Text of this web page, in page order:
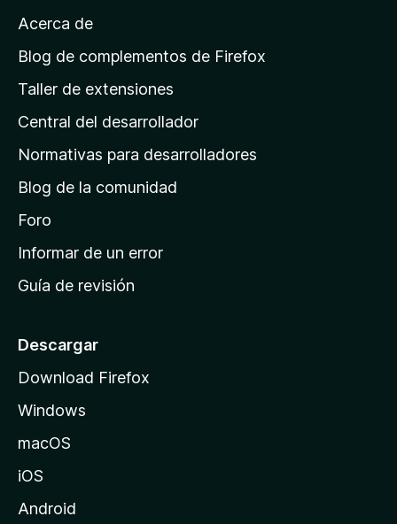
p
á
n
a
e
i
n
c
o
e
M
i
l
Acerca de
Blog de complementos de Firefox
Taller de extensiones
Central del desarrollador
Normativas para desarrolladores
Blog de la comunidad
Foro
Informar de un error
Guía de revisión
Descargar
Download Firefox
Windows
macOS
iOS
Android